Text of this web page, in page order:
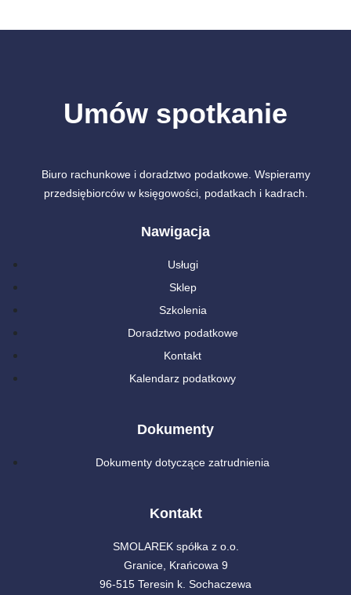
Umów spotkanie
Biuro rachunkowe i doradztwo podatkowe. Wspieramy
przedsiębiorców w księgowości, podatkach i kadrach.
Nawigacja
Usługi
Sklep
Szkolenia
Doradztwo podatkowe
Kontakt
Kalendarz podatkowy
Dokumenty
Dokumenty dotyczące zatrudnienia
Kontakt
SMOLAREK spółka z o.o.
Granice, Krańcowa 9
96-515 Teresin k. Sochaczewa